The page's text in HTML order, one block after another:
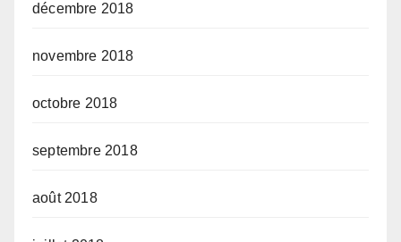
décembre 2018
novembre 2018
octobre 2018
septembre 2018
août 2018